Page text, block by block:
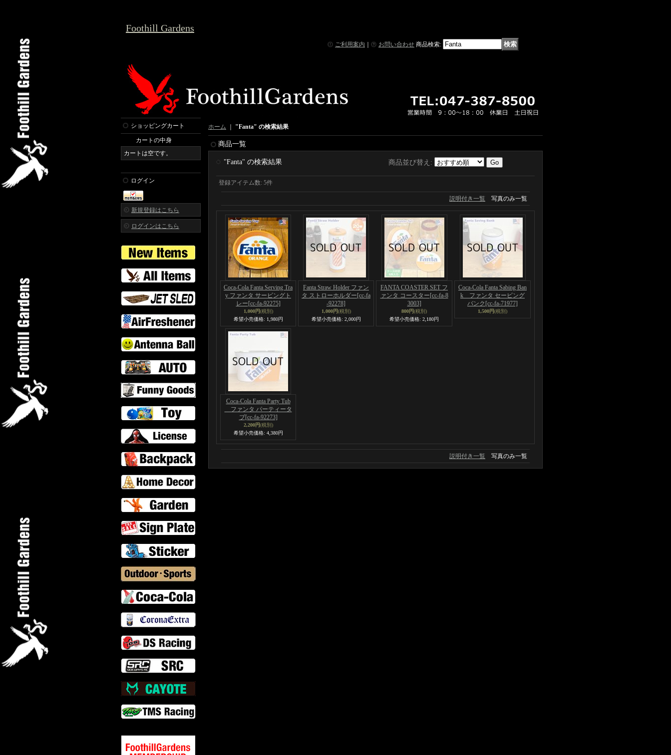
Foothill Gardens
ご利用案内 お問い合わせ 商品検索:
ショッピングカート
カートの中身
カートは空です。
ログイン
新規登録はこちら
ログインはこちら
ホーム "Fanta" の検索結果
商品一覧
"Fanta" の検索結果 商品並び替え :
登録アイテム数: 5件
説明付き一覧 写真のみ一覧
Coca-Cola Fanta Serving Tra
y ファンタ サービングト
レー [cc-fa-92275]
1,000円(税別)
希望小売価格: 1,980円
Fanta Straw Holder ファン
タ ストローホルダー [cc-fa
-92278]
1,000円(税別)
希望小売価格: 2,000円
FANTA COASTER SET フ
ァンタ コースター [cc-fa-8
3003]
800円(税別)
希望小売価格: 2,180円
Coca-Cola Fanta Sabing Ban
k ファンタ セービング
バンク [cc-fa-71977]
1,500円(税別)
Coca-Cola Fanta Party Tub
ファンタ パーティータ
ブ[cc-fa-92273]
2,200円(税別)
希望小売価格: 4,380円
説明付き一覧 写真のみ一覧